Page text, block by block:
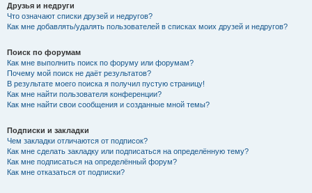
Друзья и недруги
Что означают списки друзей и недругов?
Как мне добавлять/удалять пользователей в списках моих друзей и недругов?
Поиск по форумам
Как мне выполнить поиск по форуму или форумам?
Почему мой поиск не даёт результатов?
В результате моего поиска я получил пустую страницу!
Как мне найти пользователя конференции?
Как мне найти свои сообщения и созданные мной темы?
Подписки и закладки
Чем закладки отличаются от подписок?
Как мне сделать закладку или подписаться на определённую тему?
Как мне подписаться на определённый форум?
Как мне отказаться от подписки?